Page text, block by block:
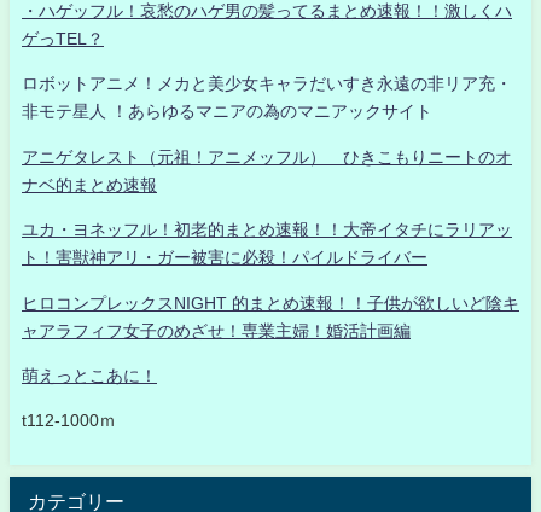
・ハゲッフル！哀愁のハゲ男の髪ってるまとめ速報！！激しくハ
ゲっTEL？
ロボットアニメ！メカと美少女キャラだいすき永遠の非リア充・
非モテ星人 ！あらゆるマニアの為のマニアックサイト
アニゲタレスト（元祖！アニメッフル） ひきこもりニートのオ
ナベ的まとめ速報
ユカ・ヨネッフル！初老的まとめ速報！！大帝イタチにラリアッ
ト！害獣神アリ・ガー被害に必殺！パイルドライバー
ヒロコンプレックスNIGHT 的まとめ速報！！子供が欲しいど陰キ
ャアラフィフ女子のめざせ！専業主婦！婚活計画編
萌えっとこあに！
t112-1000ｍ
カテゴリー